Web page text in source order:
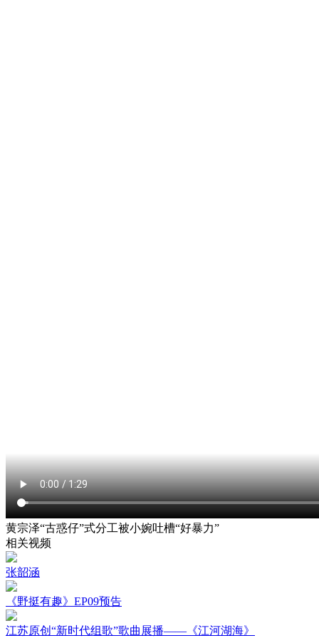
黄宗泽“古惑仔”式分工被小婉吐槽“好暴力”
相关视频
张韶涵
《野挺有趣》EP09预告
江苏原创“新时代组歌”歌曲展播——《江河湖海》